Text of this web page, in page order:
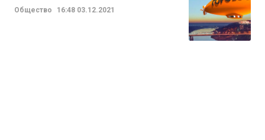
Общество 16:48 03.12.2021